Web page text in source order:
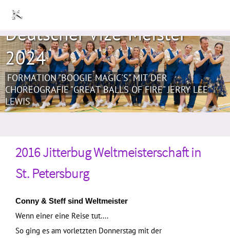
Deutscher Vize-Meister
2024
FORMATION "BOOGIE MAGIC'S" MIT DER
CHOREOGRAFIE "GREAT BALLS OF FIRE" JERRY LEE
LEWIS
2016 Jitterbug Weltmeisterschaft in
St. Petersburg
Conny & Steff sind Weltmeister
Wenn einer eine Reise tut....
So ging es am vorletzten Donnerstag mit der